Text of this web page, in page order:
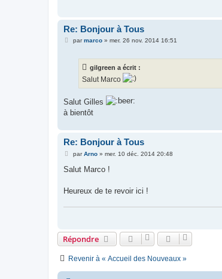
Re: Bonjour à Tous
Mparmarco» mer. 26 nov. 2014 16:51
gilgreen a écrit :
Salut Marco
Salut Gilles
à bientôt
Re: Bonjour à Tous
M
s
g
parArno» mer. 10 déc. 2014 20:48
Salut Marco !
Heureux de te revoir ici !
Répondre
Revenir à « Accueil des Nouveaux »